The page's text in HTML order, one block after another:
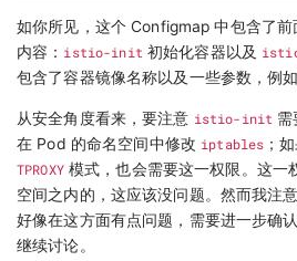
如你所见，这个 Configmap 中包含了
内容： istio-init 初始化容器以及
包含了容器镜像名称以及一些参数，例
从安全角度看来，要注意 istio-init 需
在 Pod 的命名空间中修改 iptables ；
TPROXY模式，也会需要这一权限。这一
空间之内的，这应该没问题。然而我注
好像在这方面有点问题，需要进一步确
继续讨论。